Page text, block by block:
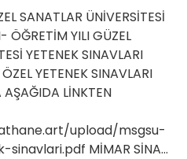
SANATLAR ÜNİVERSİTESİ
ÖĞRETİM YILI GÜZEL
YETENEK SINAVLARI
YETENEK SINAVLARI
LİNKTEN
upload/msgsu-
MİMAR SİNA…